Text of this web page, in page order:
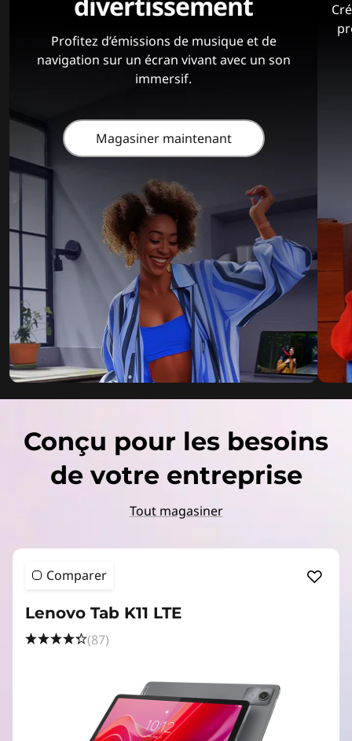
Profitez d’émissions de musique et de
navigation sur un écran vivant avec un son
immersif.
Magasiner maintenant
Conçu pour les besoins
de votre entreprise
Tout magasiner
Comparer
Lenovo Tab K11 LTE
(87)